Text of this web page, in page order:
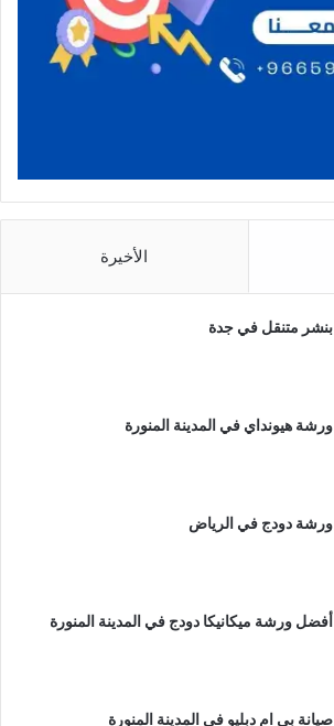
الأخيرة
بنشر متنقل في جدة
ورشة هيونداي في المدينة المنورة
ورشة دودج في الرياض
أفضل ورشة ميكانيكا دودج في المدينة المنورة
صيانة بي ام دبليو في المدينة المنورة